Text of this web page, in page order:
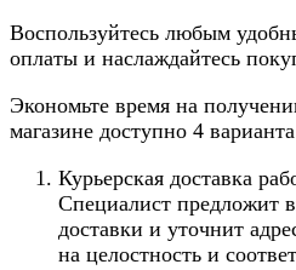
Воспользуйтесь любым
оплаты и наслаждайтесь
Экономьте время на
магазине доступно 4
Курьерская доставка
Специалист предложит
доставки и уточнит
на целостность и